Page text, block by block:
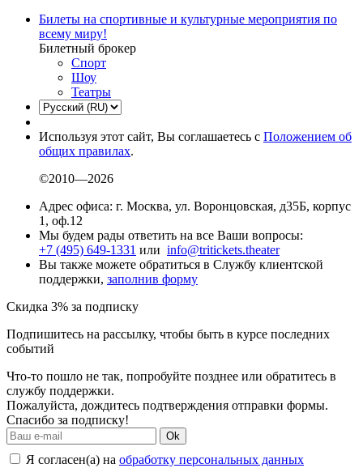
Билеты на спортивные и культурные мероприятия по
всему миру!
Билетный брокер
Спорт
Шоу
Театры
Используя этот сайт, Вы соглашаетесь с Положением об
общих правилах.
©2010—2026
Адрес офиса: г. Москва, ул. Воронцовская, д35Б, корпус
1, оф.12
Мы будем рады ответить на все Ваши вопросы:
+7 (495) 649-1331 или info@tritickets.theater
Вы также можете обратиться в Службу клиентской
поддержки, заполнив форму
Скидка 3% за подписку
Подпишитесь на рассылку, чтобы быть в курсе последних
событий
Что-то пошло не так, попробуйте позднее или обратитесь в
службу поддержки.
Пожалуйста, дождитесь подтверждения отправки формы.
Спасибо за подписку!
Ok
Я согласен(а) на обработку персональных данных